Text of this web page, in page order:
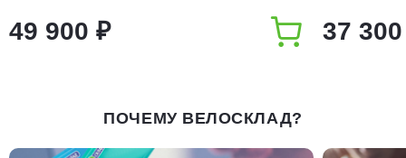
49 900 ₽ 37
ПОЧЕМУ ВЕЛОСКЛАД?